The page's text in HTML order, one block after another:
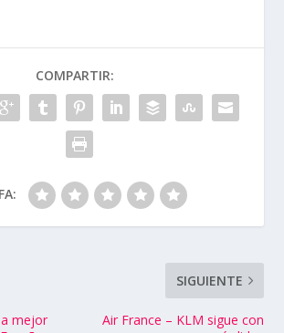
COMPARTIR:
mejor
SIGUIENTE
Air France – KLM sigue con